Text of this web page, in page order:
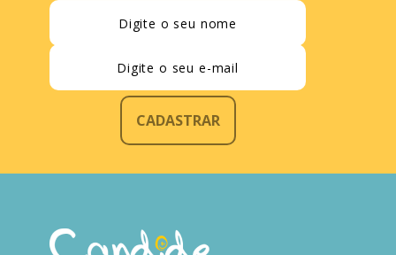
CADASTRAR